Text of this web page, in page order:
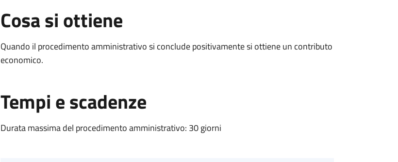
Cosa si ottiene
Quando il procedimento amministrativo si conclude positivamente si ottiene un contributo
economico.
Tempi e scadenze
Durata massima del procedimento amministrativo: 30 giorni